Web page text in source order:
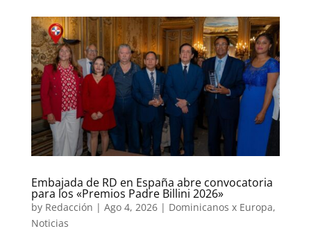
Embajada de RD en España abre convocatoria
para los «Premios Padre Billini 2026»
by Redacción | Ago 4, 2026| Dominicanos x Europa,
Noticias